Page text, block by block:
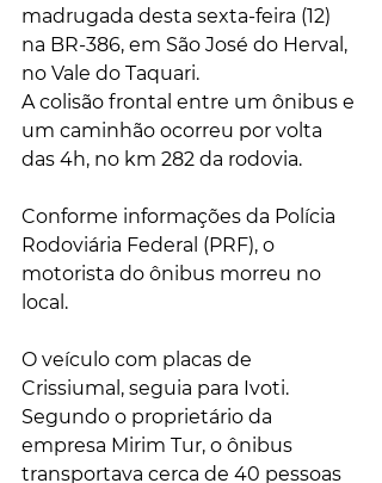
madrugada desta sexta-feira (12)
na BR-386, em São José do Herval,
no Vale do Taquari.
A colisão frontal entre um ônibus e
um caminhão ocorreu por volta
das 4h, no km 282 da rodovia.
Conforme informações da Polícia
Rodoviária Federal (PRF), o
motorista do ônibus morreu no
local.
O veículo com placas de
Crissiumal, seguia para Ivoti.
Segundo o proprietário da
empresa Mirim Tur, o ônibus
transportava cerca de 40 pessoas